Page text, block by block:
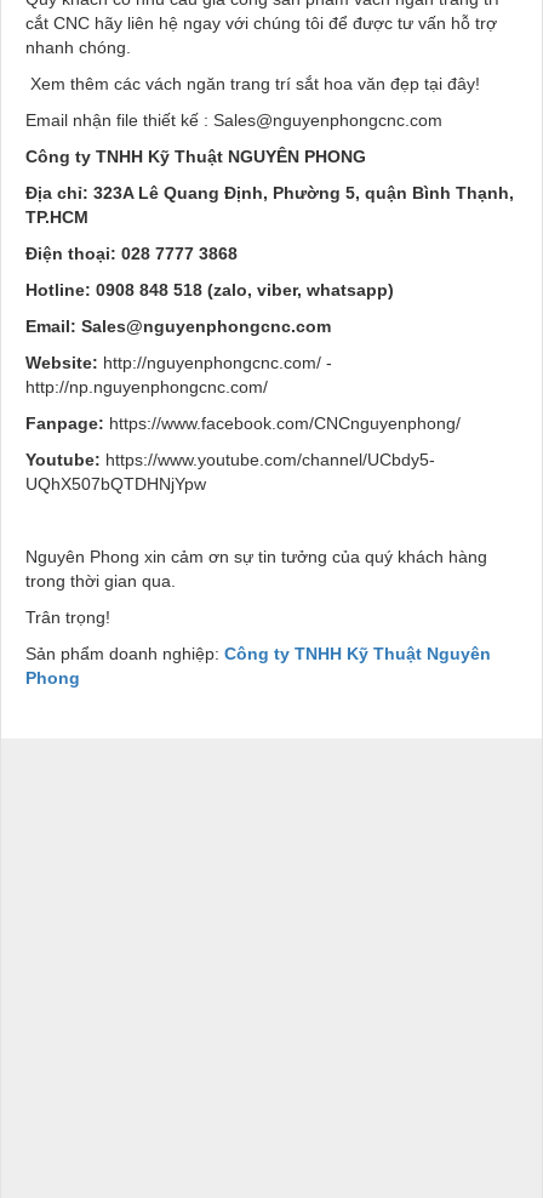
cắt CNC hãy liên hệ ngay với chúng tôi để được tư vấn hỗ trợ
nhanh chóng.
Xem thêm các vách ngăn trang trí sắt hoa văn đẹp tại đây!
Email nhận file thiết kế : Sales@nguyenphongcnc.com
Công ty TNHH Kỹ Thuật NGUYÊN PHONG
Địa chỉ: 323A Lê Quang Định, Phường 5, quận Bình Thạnh,
TP.HCM
Điện thoại: 028 7777 3868
Hotline: 0908 848 518 (zalo, viber, whatsapp)
Email: Sales@nguyenphongcnc.com
Website: http://nguyenphongcnc.com/ -
http://np.nguyenphongcnc.com/
Fanpage: https://www.facebook.com/CNCnguyenphong/
Youtube: https://www.youtube.com/channel/UCbdy5-
UQhX507bQTDHNjYpw
Nguyên Phong xin cảm ơn sự tin tưởng của quý khách hàng
trong thời gian qua.
Trân trọng!
Sản phẩm doanh nghiệp: Công ty TNHH Kỹ Thuật Nguyên
Phong